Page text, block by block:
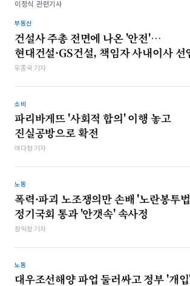
이정식 관련기사
부동산
건설사 주총 전면에 나온 '안전'…
현대건설·GS건설, 책임자 사내이사 선
우종국 기자
소비
파리바게뜨 '사회적 합의' 이행 놓고
진실공방으로 확전
여다정 기자
노동
폭력·파괴 노조쟁의만 손배 '노란봉투
정기국회 통과 '안갯속' 속사정
장익창 기자
노동
대우조선해양 파업 둘러싸고 정부 '개